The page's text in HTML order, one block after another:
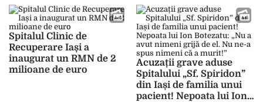
ceva”
a scos la iveală ilegalități
grosolane la Arka
Hospital
Spitalul Clinic de
Recuperare Iași a
inaugurat un RMN de 2
milioane de euro
Acuzații grave aduse
Spitalului „Sf. Spiridon”
din Iași de familia unui
pacient! Nepoata lui Ion